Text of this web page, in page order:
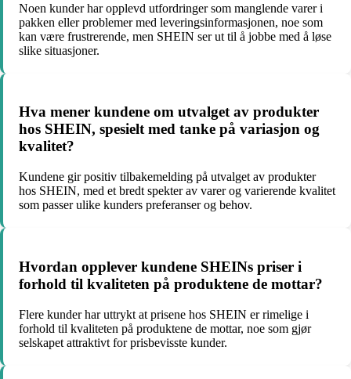
Noen kunder har opplevd utfordringer som manglende varer i
pakken eller problemer med leveringsinformasjonen, noe som
kan være frustrerende, men SHEIN ser ut til å jobbe med å løse
slike situasjoner.
Hva mener kundene om utvalget av produkter
hos SHEIN, spesielt med tanke på variasjon og
kvalitet?
Kundene gir positiv tilbakemelding på utvalget av produkter
hos SHEIN, med et bredt spekter av varer og varierende kvalitet
som passer ulike kunders preferanser og behov.
Hvordan opplever kundene SHEINs priser i
forhold til kvaliteten på produktene de mottar?
Flere kunder har uttrykt at prisene hos SHEIN er rimelige i
forhold til kvaliteten på produktene de mottar, noe som gjør
selskapet attraktivt for prisbevisste kunder.